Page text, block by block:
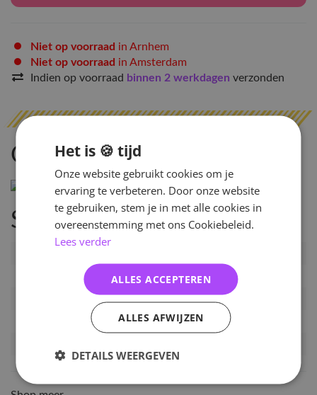
Niet op voorraad in Arnhem
Niet op voorraad in Amsterdam
Indien op voorraad binnen 2 werkdagen verzonden
Omschrijving
Specificaties
EAN nummer
9171861506572
27-05-2026
Release datum
02-06-2026
Het is 🍪 tijd
Onze website gebruikt cookies om je
ervaring te verbeteren. Door onze website
te gebruiken, stem je in met alle cookies in
overeenstemming met ons Cookiebeleid.
Lees verder
ALLES ACCEPTEREN
ALLES AFWIJZEN
DETAILS WEERGEVEN